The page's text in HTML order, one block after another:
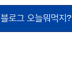
블로그 오늘뭐먹지?